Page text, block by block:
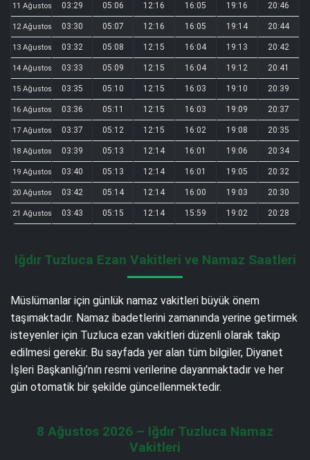
11 Ağustos 03:29 05:06 12:16 16:05 19:16 20:46
12 Ağustos 03:30 05:07 12:16 16:05 19:14 20:44
13 Ağustos 03:32 05:08 12:15 16:04 19:13 20:42
14 Ağustos 03:33 05:09 12:15 16:04 19:12 20:41
15 Ağustos 03:35 05:10 12:15 16:03 19:10 20:39
16 Ağustos 03:36 05:11 12:15 16:03 19:09 20:37
17 Ağustos 03:37 05:12 12:15 16:02 19:08 20:35
18 Ağustos 03:39 05:13 12:14 16:01 19:06 20:34
19 Ağustos 03:40 05:13 12:14 16:01 19:05 20:32
20 Ağustos 03:42 05:14 12:14 16:00 19:03 20:30
21 Ağustos 03:43 05:15 12:14 15:59 19:02 20:28
Iğdır Tuzluca Ezan Vakitleri ve Namaz Saatleri
Müslümanlar için günlük namaz vakitleri büyük önem
taşımaktadır. Namaz ibadetlerini zamanında yerine getirmek
isteyenler için Tuzluca ezan vakitleri düzenli olarak takip
edilmesi gerekir. Bu sayfada yer alan tüm bilgiler, Diyanet
İşleri Başkanlığı’nın resmi verilerine dayanmaktadır ve her
gün otomatik bir şekilde güncellenmektedir.
8 Ağustos 2026 – Iğdır Tuzluca Namaz
Vakitleri